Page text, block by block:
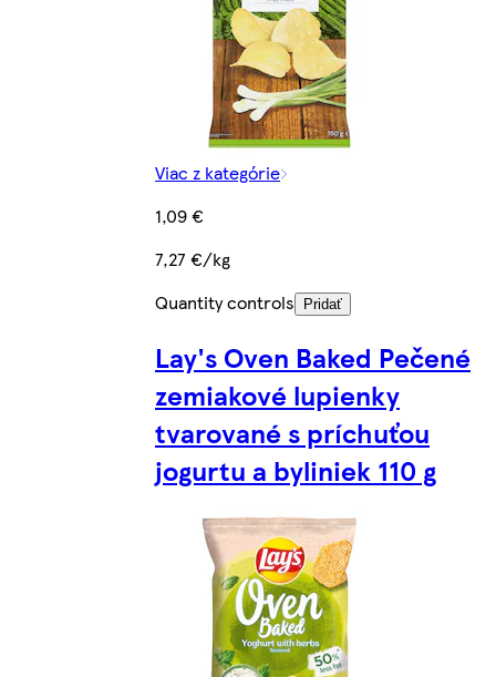
Viac z kategórie
1,09 €
7,27 €/kg
Quantity controls
Pridať
Lay's Oven Baked Pečené
zemiakové lupienky
tvarované s príchuťou
jogurtu a byliniek 110 g